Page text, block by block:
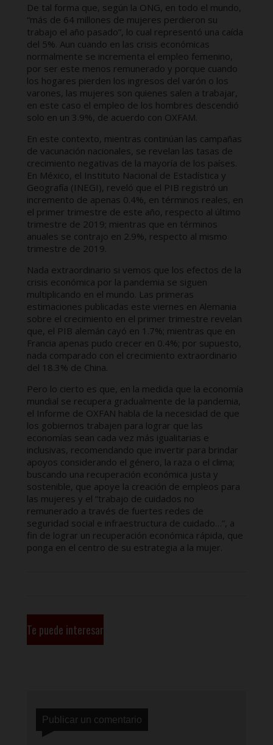
De tal forma que, según la ONG, en todo el mundo,
“más de 64 millones de mujeres perdieron su
trabajo el año pasado”, lo cual representó una caída
del 5%. Aun cuando en las crisis económicas
normalmente se incrementa el empleo femenino,
por ser este menos remunerado y porque cuando
los hogares pierden los ingresos del varón o los
varones, las mujeres son quienes salen a trabajar,
en este caso el empleo de los hombres descendió
solo en un 3.9%, de acuerdo con OXFAM.
En este contexto, mientras continúan las campañas
de vacunación nacionales, se revelan las tasas de
crecimiento negativas de la mayoría de los países.
En México, el Instituto Nacional de Estadística y
Geografía (INEGI), reveló que el PIB registró un
incremento de apenas 0.4%, en términos reales, en
el primer trimestre de este año, respecto al último
trimestre de 2019; mientras que en términos
anuales se contrajo en 2.9%, respecto al mismo
trimestre de 2019.
Nada extraordinario si vemos que los efectos de la
crisis económica por la pandemia se siguen
multiplicando en el mundo. Las primeras
estimaciones publicadas este viernes en Alemania
sobre el crecimiento en el primer trimestre revelan
que, el PIB alemán cayó en 1.7%; mientras que en
Francia apenas pudo crecer en 0.4%; por supuesto,
nada comparado con el crecimiento extraordinario
del 18.3% de China.
Pero lo cierto es que, en la medida que la economía
mundial se recupera gradualmente de la pandemia,
el Informe de OXFAN habla de la necesidad de que
los gobiernos trabajen para lograr que las
economías sean cada vez más igualitarias e
inclusivas, recomendando que invertir para brindar
apoyos considerando el género, la raza o el clima;
buscando una recuperación económica justa y
sostenible, que apoye la creación de empleos para
las mujeres y el “trabajo de cuidados no
remunerado a través de fuertes redes de
seguridad social e infraestructura de cuidado…”, a
fin de lograr un recuperación económica rápida, que
ponga en el centro de su estrategia a la mujer.
Te puede interesar
Publicar un comentario